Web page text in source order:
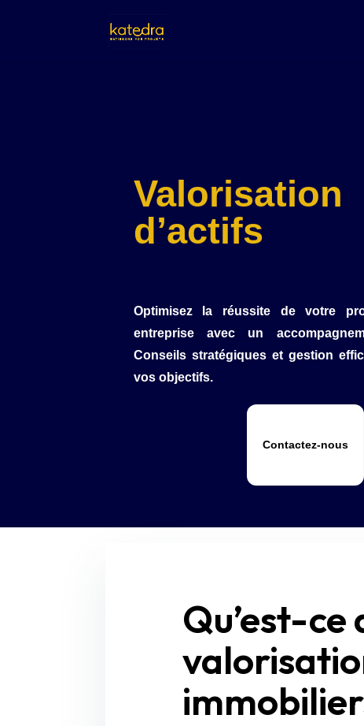
Valorisation
d’actifs
Optimisez la réussite de votre
entreprise avec un
Conseils stratégiques et gestion
vos objectifs.
Contactez-nous
Qu’est-ce